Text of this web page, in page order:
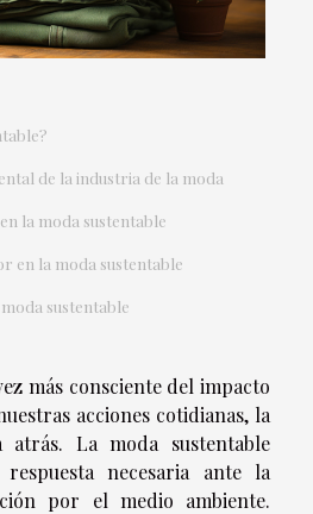
de la industria de la moda
la moda sustentable
en la moda sustentable
sustentable
más consciente del impacto
acciones cotidianas, la
La moda sustentable
necesaria ante la
por el medio ambiente.